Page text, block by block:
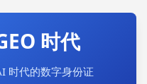
时代
时代的数字身份证